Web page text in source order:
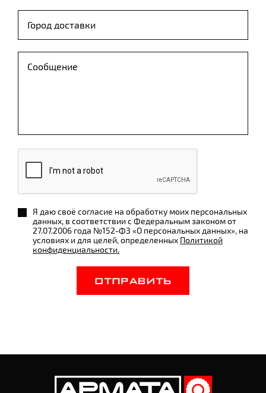
Я даю своё согласие на обработку моих персональных
данных, в соответствии с Федеральным законом от
27.07.2006 года №152-ФЗ «О персональных данных», на
условиях и для целей, определенных Политикой
конфиденциальности.
ОТПРАВИТЬ